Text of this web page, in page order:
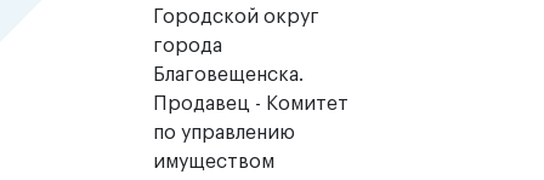
Городской округ
города
Благовещенска.
Продавец - Комитет
по управлению
имуществом